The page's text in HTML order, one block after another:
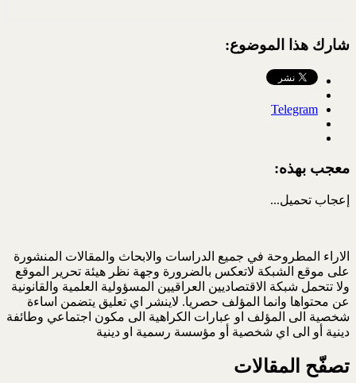
شارك هذا الموضوع:
Telegram
معجب بهذه:
إعجاب تحميل...
الاراء المطروحة في جميع الدراسات والابحاث والمقالات المنشورة
على موقع الشبكة لاتعكس بالضرورة وجهة نظر هيئة تحرير الموقع
ولا تتحمل شبكة الاقتصاديين العراقيين المسؤولية العلمية والقانونية
عن محتواها وانما المؤلف حصريا. لاينشر اي تعليق يتضمن اساءة
شخصية الى المؤلف او عبارات الكراهية الى مكون اجتماعي وطائفة
دينية أو الى اي شخصية أو مؤسسة رسمية او دينية
تصفّح المقالات